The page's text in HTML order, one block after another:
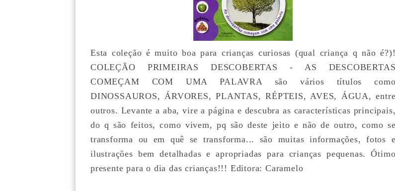
Esta coleção é muito boa para crianças curiosas (qual criança q não é?)!
COLEÇÃO PRIMEIRAS DESCOBERTAS - AS DESCOBERTAS
COMEÇAM COM UMA PALAVRA são vários títulos como
DINOSSAUROS, ÁRVORES, PLANTAS, RÉPTEIS, AVES, ÁGUA, entre
outros. Levante a aba, vire a página e descubra as características principais,
do q são feitos, como vivem, pq são deste jeito e não de outro, como se
transforma ou em quê se transforma... são muitas informações, fotos e
ilustrações bem detalhadas e apropriadas para crianças pequenas. Ótimo
presente para o dia das crianças!!! Editora: Caramelo